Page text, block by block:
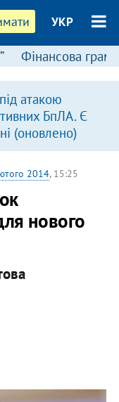
УКР
Фінансова
атакою
БпЛА. Є
(оновлено)
2014, 15:25
нового